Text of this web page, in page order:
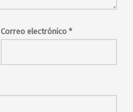
Correo electrónico *